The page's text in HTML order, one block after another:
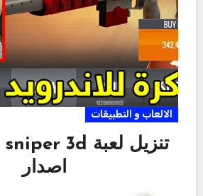
الالعاب و التطبيقات
اصدار